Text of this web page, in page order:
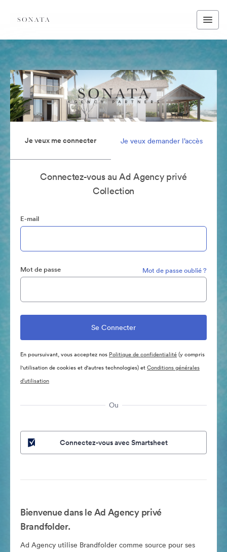
Je veux me connecter Je veux demander l’accès
Connectez-vous au Ad Agency privé
Collection
E-mail
Mot de passe Mot de passe oublié ?
En poursuivant, vous acceptez nos Politique de confidentialité(y compris
l'utilisation de cookies et d'autres technologies) etConditions générales
d’utilisation
Ou
Connectez-vous avec Smartsheet
Bienvenue dans le Ad Agency privé
Brandfolder.
Ad Agency utilise Brandfolder comme source pour ses